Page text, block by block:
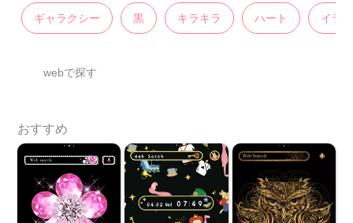
ギャラクシー 黒 キラキラ ハート イラ
webで探す
おすすめ